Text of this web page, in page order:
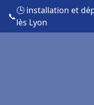
📞
🕒 installation et
lès Lyon